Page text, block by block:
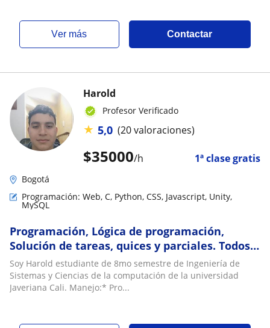
ver más Contactar
$35000/h 1ª clase gratis
Harold
Profesor Verificado
★ 5,0 (20 valoraciones)
Bogotá
Programación: Web, C, Python, CSS, Javascript, Unity,
MySQL
Programación, Lógica de programación,
Solución de tareas, quices y parciales. Todos
los lenguajes
Soy Harold estudiante de 8mo semestre de Ingeniería de
Sistemas y Ciencias de la computación de la universidad
Javeriana Cali. Manejo:* Pro...